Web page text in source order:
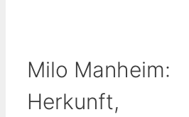
Milo Manheim:
Herkunft,